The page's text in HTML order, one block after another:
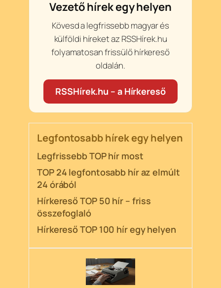
Vezető hírek egy helyen
Kövesd a legfrissebb magyar és
külföldi híreket az RSSHírek.hu
folyamatosan frissülő hírkereső
oldalán.
RSSHírek.hu – a Hírkereső
Legfontosabb hírek egy helyen
Legfrissebb TOP hír most
TOP 24 legfontosabb hír az elmúlt
24 órából
Hírkereső TOP 50 hír – friss
összefoglaló
Hírkereső TOP 100 hír egy helyen